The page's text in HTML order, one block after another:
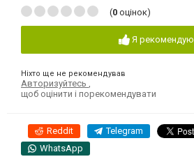
(0 оцінок)
Я рекомендую
Ніхто ще не рекомендував
Авторизуйтесь ,
щоб оцінити і порекомендувати
Reddit Telegram
WhatsApp